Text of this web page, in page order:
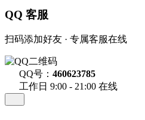
QQ 客服
扫码添加好友 · 专属客服在线
QQ号： 460623785
工作日 9:00 - 21:00 在线